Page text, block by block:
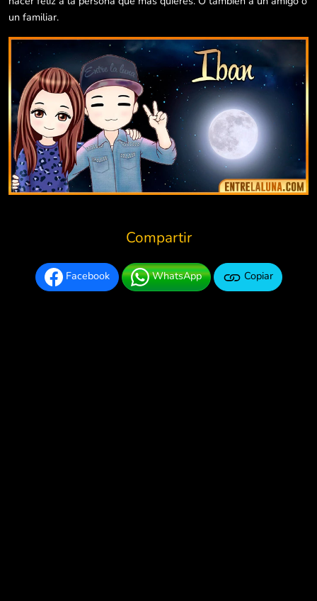
un familiar.
Compartir
Facebook WhatsApp Copiar